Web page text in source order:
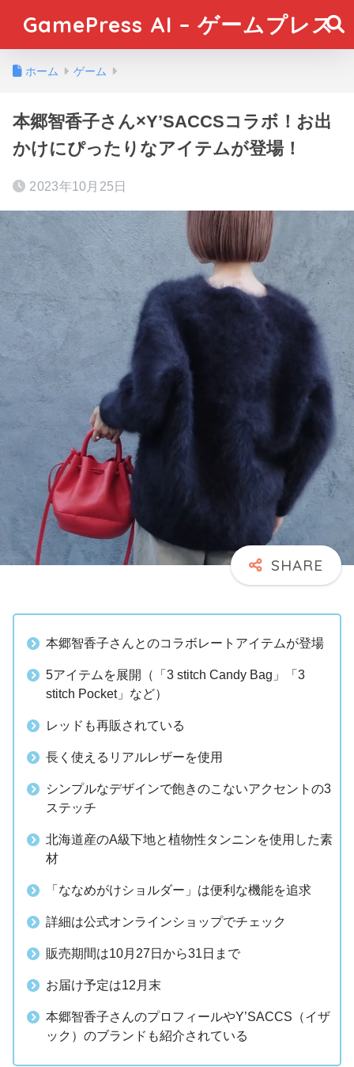
GamePress AI – ゲームプレス
ホーム ゲーム
本郷智香子さん×Y’SACCSコラボ！お出
かけにぴったりなアイテムが登場！
2023年10月25日
本郷智香子さんとのコラボレートアイテムが登場
5アイテムを展開（「3 stitch Candy Bag」「3
stitch Pocket」など）
レッドも再販されている
長く使えるリアルレザーを使用
シンプルなデザインで飽きのこないアクセントの3
ステッチ
北海道産のA級下地と植物性タンニンを使用した素
材
「ななめがけショルダー」は便利な機能を追求
詳細は公式オンラインショップでチェック
販売期間は10月27日から31日まで
お届け予定は12月末
本郷智香子さんのプロフィールやY’SACCS（イザ
ック）のブランドも紹介されている